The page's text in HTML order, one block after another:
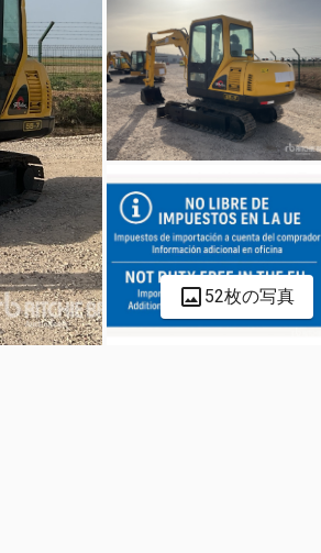
52枚の写真